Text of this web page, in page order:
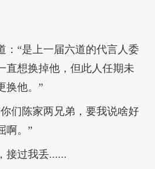
：“是上一届六道的代言人委
直想换掉他，但此人任期未
换他。”
们陈家两兄弟，要我说啥好
啊。”
接过我丢......